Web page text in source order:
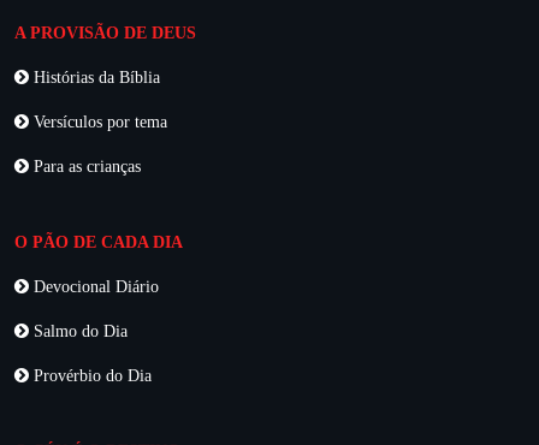
A PROVISÃO DE DEUS
Histórias da Bíblia
Versículos por tema
Para as crianças
O PÃO DE CADA DIA
Devocional Diário
Salmo do Dia
Provérbio do Dia